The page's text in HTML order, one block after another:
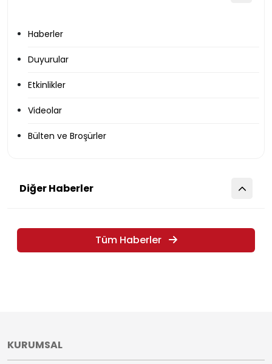
Haberler
Duyurular
Etkinlikler
Videolar
Bülten ve Broşürler
Diğer Haberler
Tüm Haberler
KURUMSAL